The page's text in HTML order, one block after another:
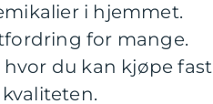
i hjemmet.
for mange.
du kan kjøpe fast